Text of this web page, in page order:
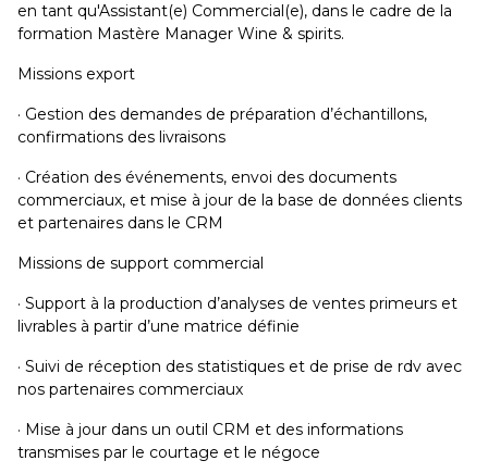
en tant qu'Assistant(e) Commercial(e), dans le cadre de la
formation Mastère Manager Wine & spirits.
Missions export
· Gestion des demandes de préparation d’échantillons,
confirmations des livraisons
· Création des événements, envoi des documents
commerciaux, et mise à jour de la base de données clients
et partenaires dans le CRM
Missions de support commercial
· Support à la production d’analyses de ventes primeurs et
livrables à partir d’une matrice définie
· Suivi de réception des statistiques et de prise de rdv avec
nos partenaires commerciaux
· Mise à jour dans un outil CRM et des informations
transmises par le courtage et le négoce